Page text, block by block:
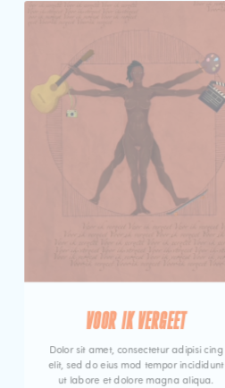
VOOR IK VERGEET
Dolor sit amet, consectetur adipisi cing
elit, sed do eius mod tempor incididunt
ut labore et dolore magna aliqua.